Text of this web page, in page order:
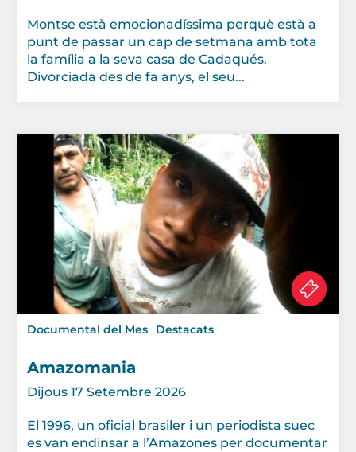
Montse està emocionadíssima perquè està a
punt de passar un cap de setmana amb tota
la família a la seva casa de Cadaqués.
Divorciada des de fa anys, el seu...
Documental del Mes Destacats
Amazomania
Dijous 17 Setembre 2026
El 1996, un oficial brasiler i un periodista suec
es van endinsar a l’Amazones per documentar